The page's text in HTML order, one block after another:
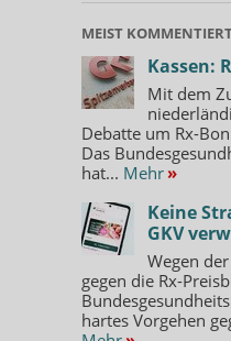
MEIST
Kassen:
Mit dem
Debatte um Rx-
Das
hat... Mehr »
Keine
GKV
Wegen
gegen die Rx-
hartes Vorgehen